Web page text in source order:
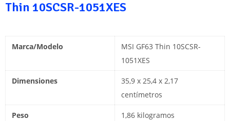
Thin 10SCSR-1051XES
Marca/Modelo
MSI GF63 Thin 10SCSR-
1051XES
Dimensiones
35,9 x 25,4 x 2,17
centímetros
Peso 1,86 kilogramos